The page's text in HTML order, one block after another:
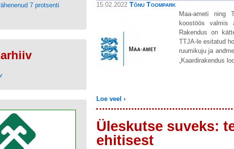
15.02.2022 Tõnu Toompark
Maa-ameti ning
koostöös valmis
Rakendus on
TTJA-le esitatud
ruumikuju ja
„Kaardirakendus
Loe veel ›
Üleskutse suveks:
ehitisest
7 protsenti